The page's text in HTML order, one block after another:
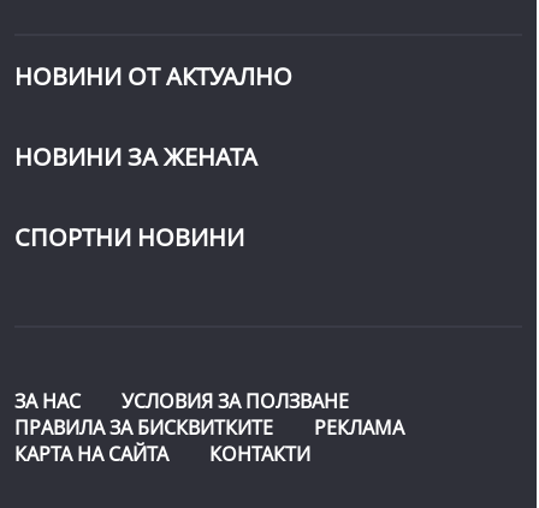
НОВИНИ ОТ АКТУАЛНО
НОВИНИ ЗА ЖЕНАТА
СПОРТНИ НОВИНИ
ЗА НАС
УСЛОВИЯ ЗА ПОЛЗВАНЕ
ПРАВИЛА ЗА БИСКВИТКИТЕ
РЕКЛАМА
КАРТА НА САЙТА
КОНТАКТИ